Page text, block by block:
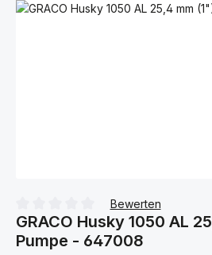
Bildergalerie überspringen
Durchschnittliche Bewertung von 0
Bewerten
GRACO Husky 1050 AL
Pumpe - 647008